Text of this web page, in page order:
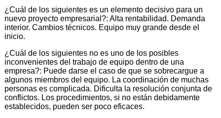
¿Cuál de los siguientes es un elemento decisivo para un
nuevo proyecto empresarial?: Alta rentabilidad. Demanda
interior. Cambios técnicos. Equipo muy grande desde el
inicio.
¿Cuál de los siguientes no es uno de los posibles
inconvenientes del trabajo de equipo dentro de una
empresa?: Puede darse el caso de que se sobrecargue a
algunos miembros del equipo. La coordinación de muchas
personas es complicada. Dificulta la resolución conjunta de
conflictos. Los procedimientos, si no están debidamente
establecidos, pueden ser poco eficaces.